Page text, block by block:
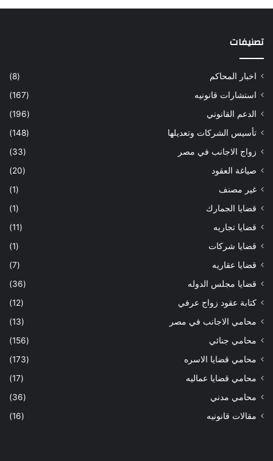
تصنيفات
اخبار المحاكم
(8)
استشارات قانونيه
(167)
الدعم القانوني
(196)
تأسيس الشركات وتعديلها
(148)
زواج الاجانب في مصر
(33)
صياغة العقود
(20)
غير مصنف
(1)
قضايا الجمارك
(1)
قضايا تجاريه
(11)
قضايا شركات
(1)
قضايا عقاريه
(7)
قضايا مجلس الدوله
(36)
كتابة عقود زواج عرفي
(12)
محامي الاجانب في مصر
(13)
محامي جنائي
(156)
محامي قضايا الاسره
(173)
محامي قضايا عماليه
(17)
محامي مدني
(36)
مقالات قانونيه
(16)